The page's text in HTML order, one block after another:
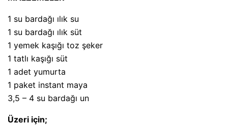
1 su bardağı ılık su
1 su bardağı ılık süt
1 yemek kaşığı toz şeker
1 tatlı kaşığı süt
1 adet yumurta
1 paket instant maya
3,5 – 4 su bardağı un
Üzeri için;